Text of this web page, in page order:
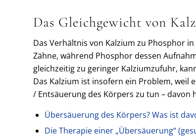
Das Gleichgewicht von
Das Verhältnis von Kalzium zu Phosphor
Zähne, während Phosphor dessen
gleichzeitig zu geringer Kalziumzufuhr,
Das Kalzium ist insofern ein Problem, weil
/ Entsäuerung des Körpers zu tun – davon
Übersäuerung des Körpers? Was ist
Die Therapie einer „Übersäuerung“